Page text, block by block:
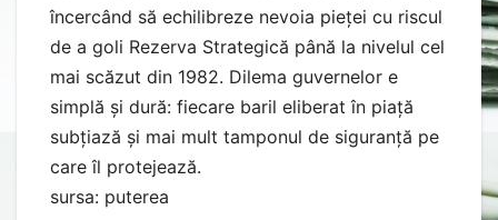
încercând să echilibreze nevoia pieței cu riscul
de a goli Rezerva Strategică până la nivelul cel
mai scăzut din 1982. Dilema guvernelor e
simplă și dură: fiecare baril eliberat în piață
subțiază și mai mult tamponul de siguranță pe
care îl protejează.
sursa: puterea